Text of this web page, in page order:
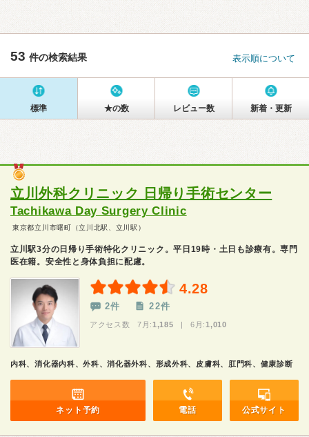
53 件の検索結果 表示順について
標準 ★の数 レビュー数 新着・更新
立川外科クリニック 日帰り手術センター
Tachikawa Day Surgery Clinic
東京都立川市曙町（立川北駅、立川駅）
立川駅3分の日帰り手術特化クリニック。平日19時・土日も診療有。専門
医在籍。安全性と身体負担に配慮。
4.28
2件 22件
アクセス数 7月: 1,185 | 6月: 1,010
内科、消化器内科、外科、消化器外科、形成外科、皮膚科、肛門科、健康診断
ネット予約 電話 公式サイト